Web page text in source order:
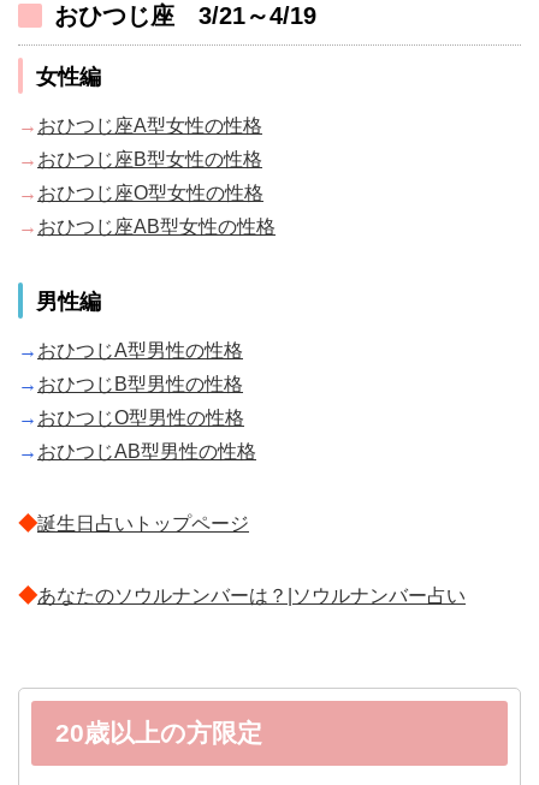
おひつじ座 3/21～4/19
女性編
→ おひつじ座A型女性の性格
→ おひつじ座B型女性の性格
→ おひつじ座O型女性の性格
→ おひつじ座AB型女性の性格
男性編
→ おひつじA型男性の性格
→ おひつじB型男性の性格
→ おひつじO型男性の性格
→ おひつじAB型男性の性格
◆誕生日占いトップページ
◆あなたのソウルナンバーは？|ソウルナンバー占い
20歳以上の方限定